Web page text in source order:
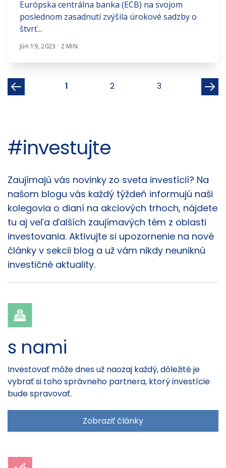
Európska centrálna banka (ECB) na svojom
poslednom zasadnutí zvýšila úrokové sadzby o
štvrť...
Jún 19, 2023 · 2 MIN
1 2 3
#investujte
Články
Zaujímajú vás novinky zo sveta investícií? Na
našom blogu vás každý týždeň informujú naši
kolegovia o dianí na akciových trhoch, nájdete
tu aj veľa ďalších zaujímavých tém z oblasti
investovania. Aktivujte si upozornenie na nové
články v sekcii blog a už vám nikdy neuniknú
investičné aktuality.
s nami
Investovať môže dnes už naozaj každý, dôležité je
vybrať si toho správneho partnera, ktorý investície
bude spravovať.
Zobraziť články